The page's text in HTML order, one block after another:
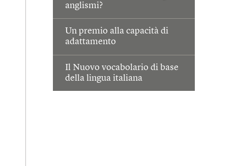
anglismi?
Un premio alla capacità di
adattamento
Il Nuovo vocabolario di base
della lingua italiana